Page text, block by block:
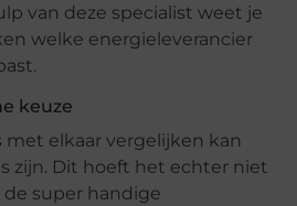
van deze specialist weet je
welke energieleverancier
keuze
met elkaar vergelijken kan
zijn. Dit hoeft het echter niet
super handige